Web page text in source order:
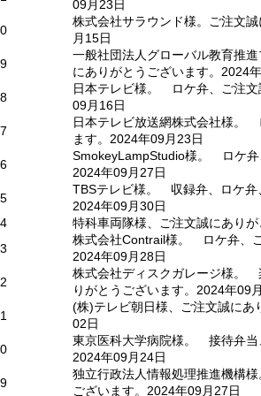
09月23日
株式会社サラウンド様。ご注文
月15日
一般社団法人グローバル教育推
にありがとうございます。2024
日本テレビ様。 ロケ弁、ご注
09月16日
日本テレビ放送網株式会社様。
ます。2024年09月23日
SmokeyLampStudio様。 ロケ弁
2024年09月27日
TBSテレビ様。 収録弁、ロケ弁
2024年09月30日
特科車両隊様、ご注文誠にあり
株式会社Contrail様。 ロケ弁、
2024年09月28日
株式会社ディスクガレージ様。
りがとうございます。2024年09
(株)テレビ朝日様、ご注文誠に
02日
東京医科大学病院様。 接待弁当
2024年09月24日
独立行政法人情報処理推進機構
ございます。2024年09月27日